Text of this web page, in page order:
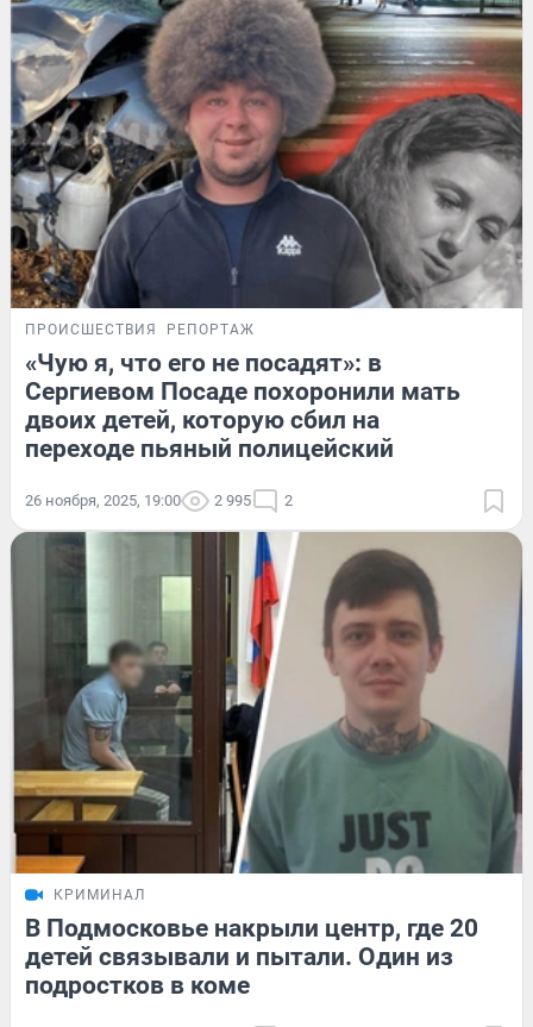
ПРОИСШЕСТВИЯ РЕПОРТАЖ
«Чую я, что его не посадят»: в
Сергиевом Посаде похоронили мать
двоих детей, которую сбил на
переходе пьяный полицейский
26 ноября, 2025, 19:00 2 995 2
КРИМИНАЛ
В Подмосковье накрыли центр, где 20
детей связывали и пытали. Один из
подростков в коме